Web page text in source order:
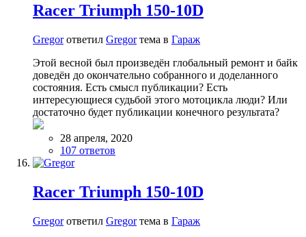
Racer Triumph 150-10D
Gregorответил Gregorтема в Гараж
Этой весной был произведён глобальный ремонт и байк
доведён до окончательно собранного и доделанного
состояния. Есть смысл публикации? Есть
интересующиеся судьбой этого мотоцикла люди? Или
достаточно будет публикации конечного результата?
28 апреля, 2020
107 ответов
Racer Triumph 150-10D
Gregorответил Gregorтема в Гараж